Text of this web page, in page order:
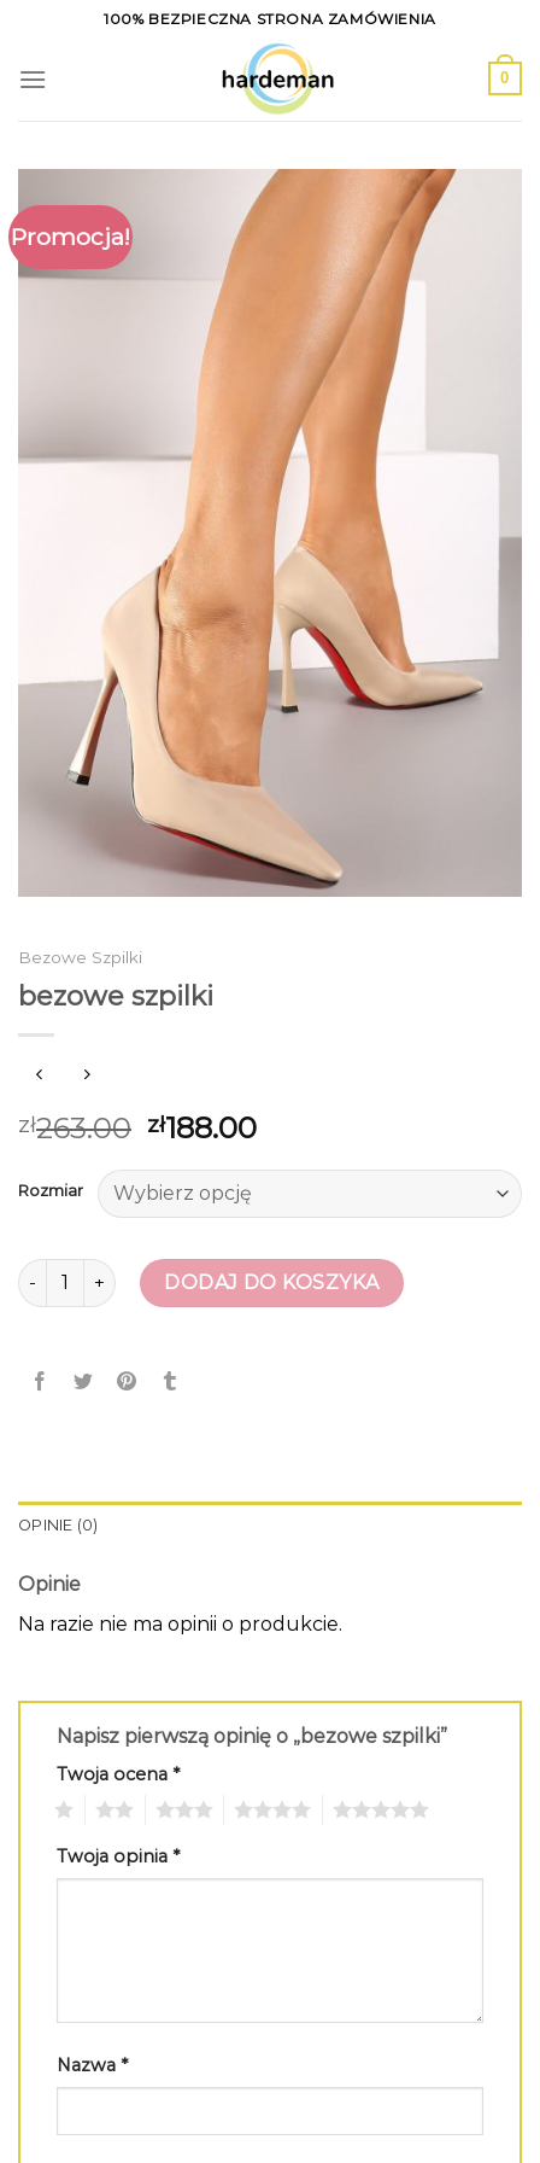
content
100% BEZPIECZNA STRONA ZAMÓWIENIA
0
Promocja!
Bezowe Szpilki
bezowe szpilki
zł263.00 zł188.00
Rozmiar
ilość bezowe szpilkiDODAJ DO KOSZYKA
OPINIE (0)
Opinie
Na razie nie ma opinii o produkcie.
Napisz pierwszą opinię o „bezowe szpilki”
Twoja ocena *
Twoja opinia *
Nazwa *